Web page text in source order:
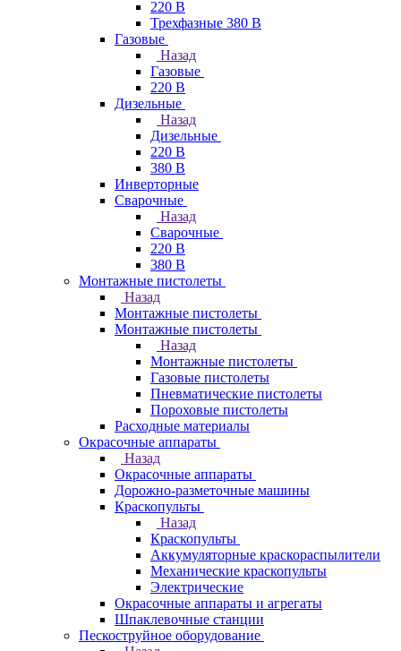
220 В
Трехфазные 380 В
Газовые
Назад
Газовые
220 В
Дизельные
Назад
Дизельные
220 В
380 В
Инверторные
Сварочные
Назад
Сварочные
220 В
380 В
Монтажные пистолеты
Назад
Монтажные пистолеты
Монтажные пистолеты
Назад
Монтажные пистолеты
Газовые пистолеты
Пневматические пистолеты
Пороховые пистолеты
Расходные материалы
Окрасочные аппараты
Назад
Окрасочные аппараты
Дорожно-разметочные машины
Краскопульты
Назад
Краскопульты
Аккумуляторные краскораспылители
Механические краскопульты
Электрические
Окрасочные аппараты и агрегаты
Шпаклевочные станции
Пескоструйное оборудование